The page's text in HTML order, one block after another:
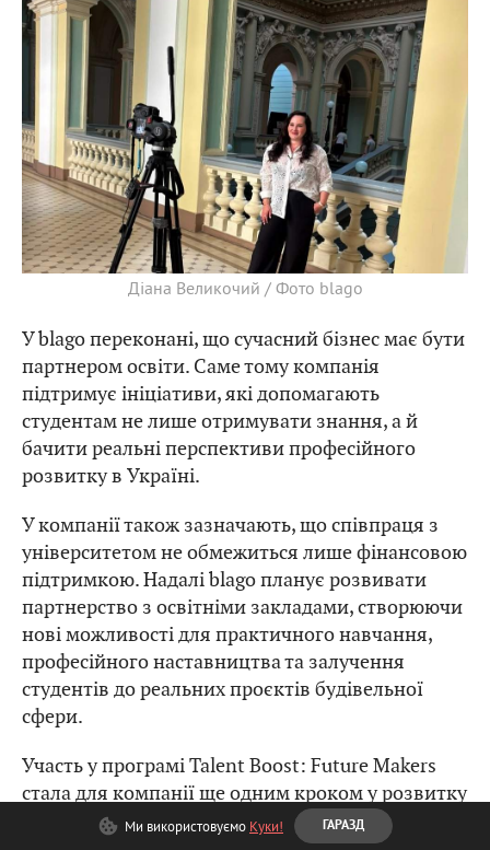
Діана Великочий / Фото blago
У blago переконані, що сучасний бізнес має бути
партнером освіти. Саме тому компанія
підтримує ініціативи, які допомагають
студентам не лише отримувати знання, а й
бачити реальні перспективи професійного
розвитку в Україні.
У компанії також зазначають, що співпраця з
університетом не обмежиться лише фінансовою
підтримкою. Надалі blago планує розвивати
партнерство з освітніми закладами, створюючи
нові можливості для практичного навчання,
професійного наставництва та залучення
студентів до реальних проєктів будівельної
сфери.
Участь у програмі Talent Boost: Future Makers
стала для компанії ще одним кроком у розвитку
партнерства між бізнесом та освітою й
Ми використовуємо Куки! ГАРАЗД